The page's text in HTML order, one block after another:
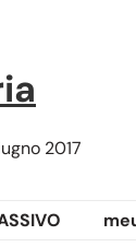
2017